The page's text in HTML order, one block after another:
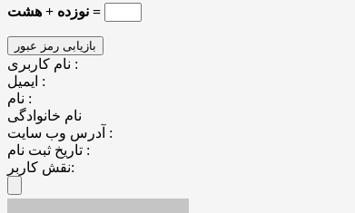
نوزده + هشت =
نام کاربری :
ایمیل :
نام :
نام خانوادگی
آدرس وب سایت :
تاریخ ثبت نام :
نقش کاربر: